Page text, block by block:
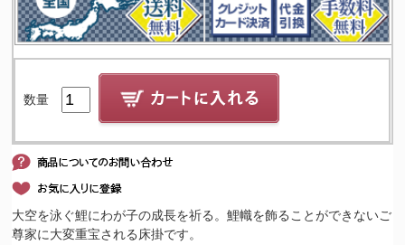
数量
大空を泳ぐ鯉にわが子の成長を祈る。鯉幟を飾ることができないご
尊家に大変重宝される床掛です。